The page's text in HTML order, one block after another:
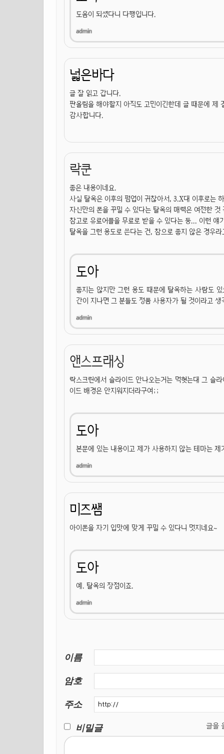
도움이 되셨다니 다행입니다.
넓은바다
글 잘 읽고 갑니다.
판올림을 해야할지 아직도 고민이긴한데 글 때문에 제
감사합니다.
락쿤
좋은 내용이네요.
사실 탈옥은 이후의 펌업이 귀찮아서, 3.X대 이후로는
자신만의 폰을 꾸밀 수 있다는 탈옥의 매력은 여전한 것
참고로 유료어플을 무료로 받을 수 있다는 둥... 이런
탈옥을 그런 용도로 쓴다는 건, 참으로 좋지 않은 경우
도아
좋지는 않지만 그런 용도 때문에 탈옥하는 사람도
간이 지나면 그 분들도 정품 사용자가 될 것이라고 생
앤스프래싱
락스크린에서 슬라이드 안나오는거는 먹혓는대 그 슬
이드 배경은 안지워지더라구여;;
도아
본문에 있는 내용이고 제가 사용하지 않는 테마는
미즈쌤
아이폰을 자기 입맛에 맞게 꾸밀 수 있다니 멋지네요~
도아
예. 탈옥의 장점이죠.
이름
암호
주소
비밀글
글을